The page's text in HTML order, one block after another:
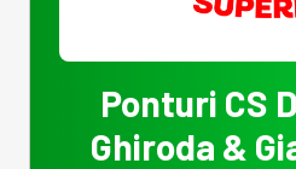
Ponturi CS
Ghiroda &